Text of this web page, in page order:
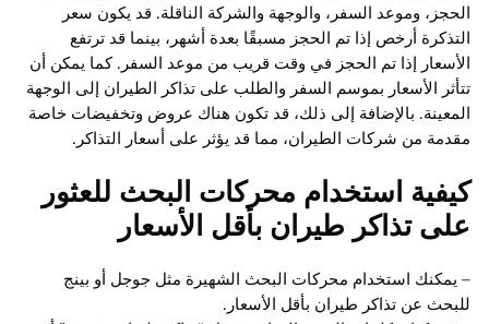
الحجز، وموعد السفر، والوجهة والشركة الناقلة. قد يكون سعر
التذكرة أرخص إذا تم الحجز مسبقًا بعدة أشهر، بينما قد ترتفع
الأسعار إذا تم الحجز في وقت قريب من موعد السفر. كما يمكن أن
تتأثر الأسعار بموسم السفر والطلب على تذاكر الطيران إلى الوجهة
المعينة. بالإضافة إلى ذلك، قد تكون هناك عروض وتخفيضات خاصة
مقدمة من شركات الطيران، مما قد يؤثر على أسعار التذاكر.
كيفية استخدام محركات البحث للعثور
على تذاكر طيران بأقل الأسعار
– يمكنك استخدام محركات البحث الشهيرة مثل جوجل أو بينج
للبحث عن تذاكر طيران بأقل الأسعار.